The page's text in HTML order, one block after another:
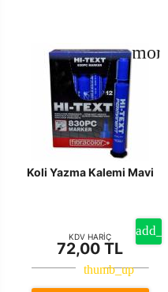
Koli Yazma Kalemi Mavi
KDV HARİÇ
72,00 TL